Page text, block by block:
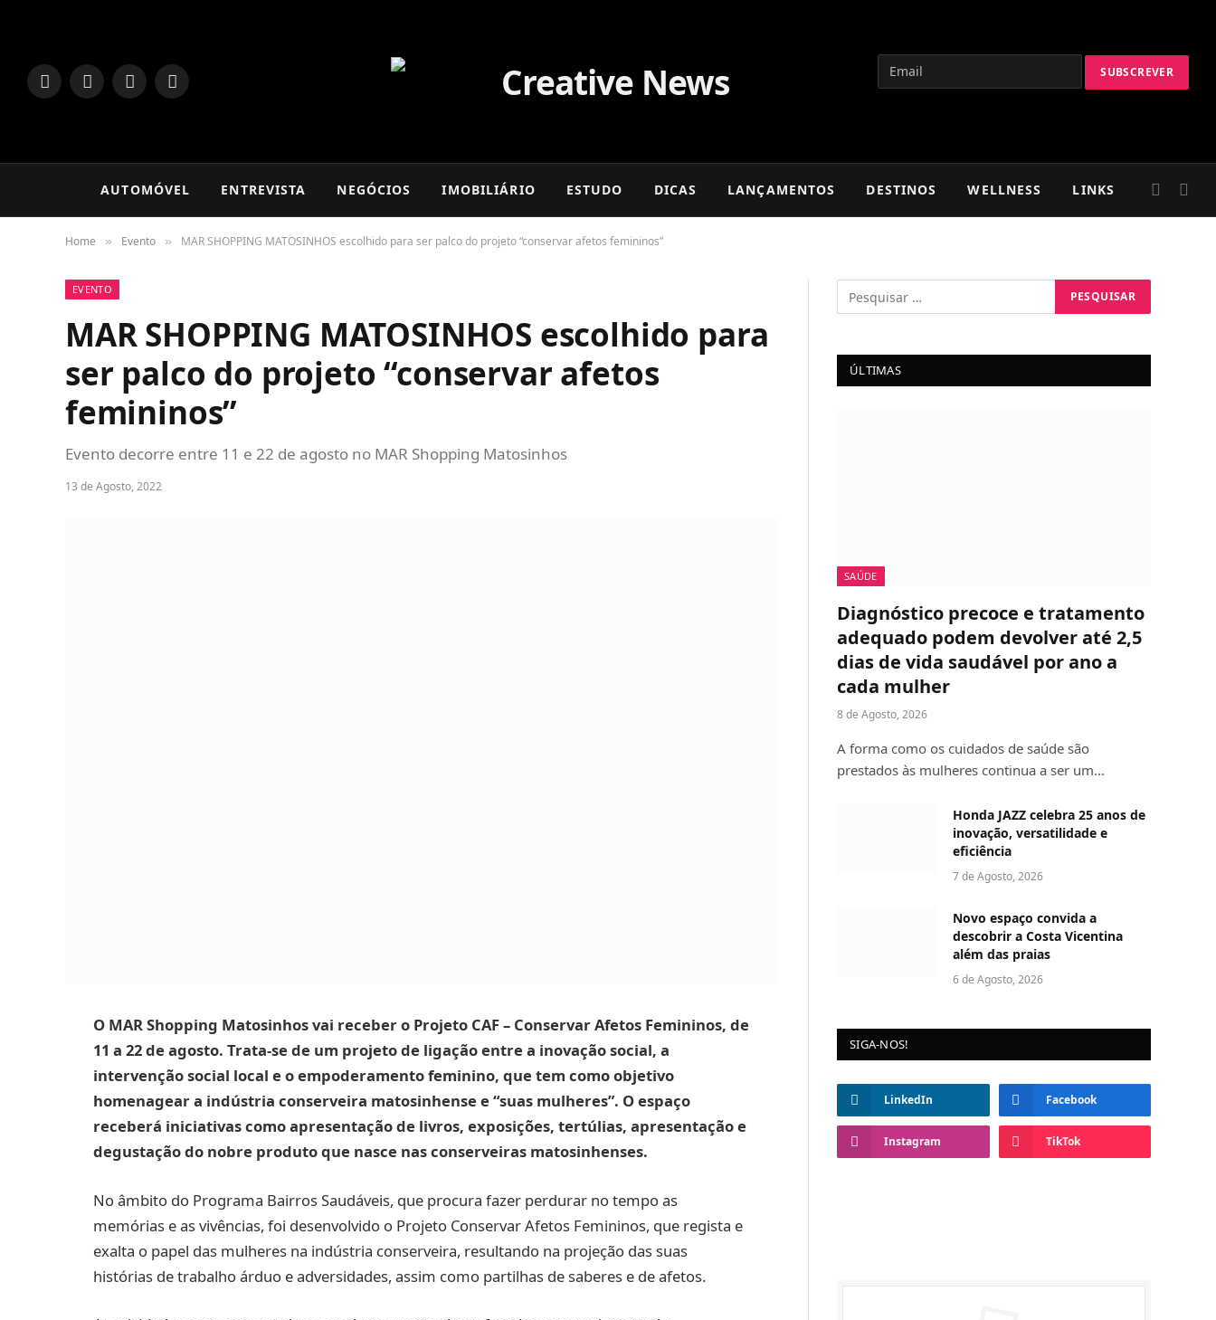
LinkedInFacebookInstagram
TikTok
AUTOMÓVEL ENTREVISTA NEGÓCIOS IMOBILIÁRIO ESTUDO DICAS LANÇAMENTOS DESTINOS WELLNESS LINKS
Home » Evento » MAR SHOPPING MATOSINHOS escolhido para ser palco do projeto “conservar afetos femininos”
EVENTO
MAR SHOPPING MATOSINHOS escolhido para
ser palco do projeto “conservar afetos
femininos”
Evento decorre entre 11 e 22 de agosto no MAR Shopping Matosinhos
13 de Agosto, 2022
O MAR Shopping Matosinhos vai receber o Projeto CAF – Conservar Afetos Femininos, de
11 a 22 de agosto. Trata-se de um projeto de ligação entre a inovação social, a
intervenção social local e o empoderamento feminino, que tem como objetivo
homenagear a indústria conserveira matosinhense e “suas mulheres”. O espaço
receberá iniciativas como apresentação de livros, exposições, tertúlias, apresentação e
degustação do nobre produto que nasce nas conserveiras matosinhenses.
No âmbito do Programa Bairros Saudáveis, que procura fazer perdurar no tempo as
memórias e as vivências, foi desenvolvido o Projeto Conservar Afetos Femininos, que regista e
exalta o papel das mulheres na indústria conserveira, resultando na projeção das suas
histórias de trabalho árduo e adversidades, assim como partilhas de saberes e de afetos.
ÚLTIMAS
SAÚDE
Diagnóstico precoce e tratamento
adequado podem devolver até 2,5
dias de vida saudável por ano a
cada mulher
8 de Agosto, 2026
A forma como os cuidados de saúde são
prestados às mulheres continua a ser um…
Honda JAZZ celebra 25 anos de
inovação, versatilidade e
eficiência
7 de Agosto, 2026
Novo espaço convida a
descobrir a Costa Vicentina
além das praias
6 de Agosto, 2026
SIGA-NOS!
LinkedIn Facebook
Instagram TikTok